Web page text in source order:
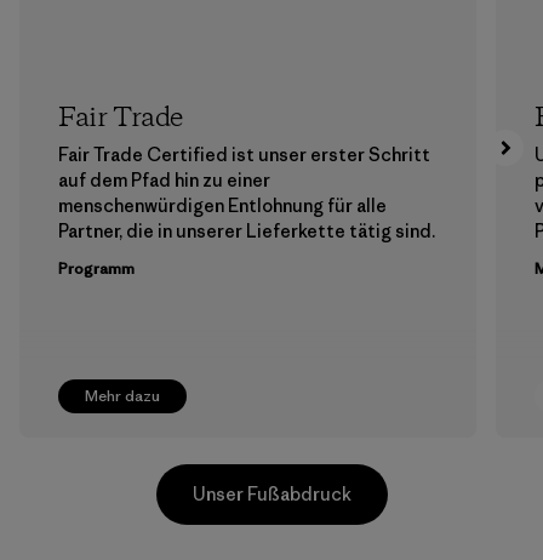
Mehr dazu
Fair Trade
Fair Trade Certified ist unser erster Schritt
auf dem Pfad hin zu einer
menschenwürdigen Entlohnung für alle
Partner, die in unserer Lieferkette tätig sind.
Programm
Unser Fußabdruck